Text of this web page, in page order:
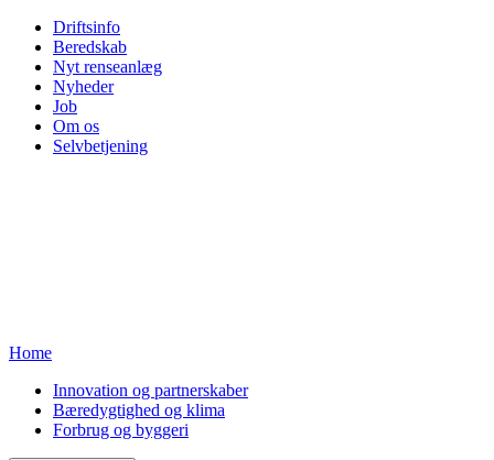
Driftsinfo
Beredskab
Nyt renseanlæg
Nyheder
Job
Om os
Selvbetjening
Home
Innovation og partnerskaber
Bæredygtighed og klima
Forbrug og byggeri